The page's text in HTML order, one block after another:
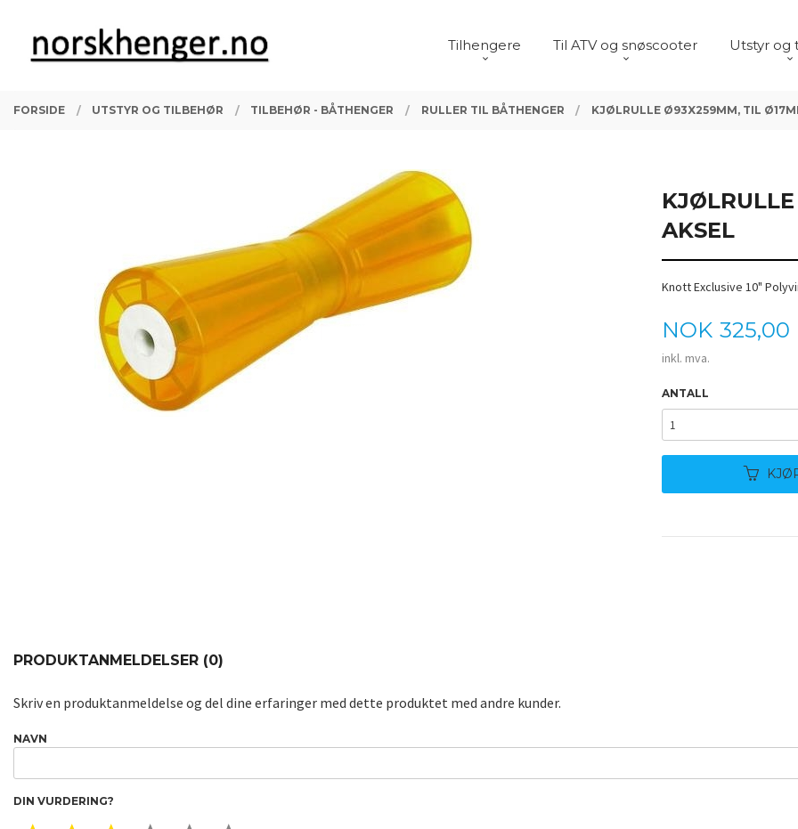
innholdet
PRODUKTER
Tilhengere Til ATV og snøscooter Utstyr og
FORSIDE UTSTYR OG TILBEHØR TILBEHØR - BÅTHENGER RULLER TIL BÅTHENGER KJØLRULLE Ø93X259MM, TIL
AKSEL
Knott Exclusive 10"
Pris
NOK 325,00
inkl. mva.
ANTALL
PRODUKTANMELDELSER (0)
Skriv en produktanmeldelse og del dine erfaringer med dette produktet med andre kunder.
NAVN
DIN VURDERING?